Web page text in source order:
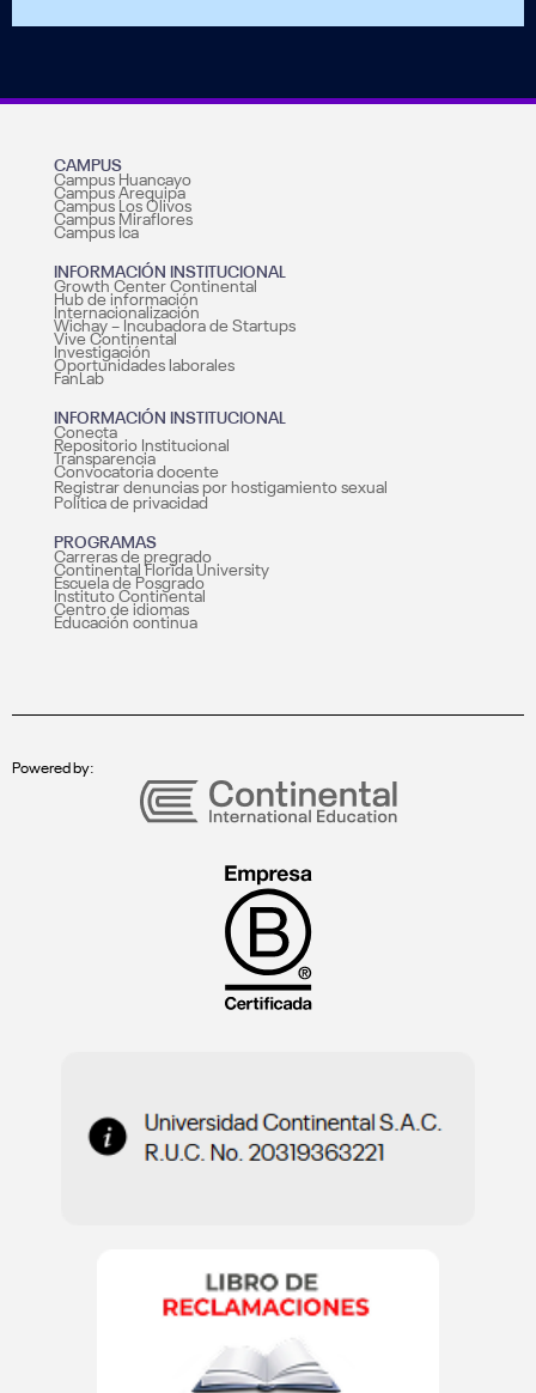
CAMPUS
Campus Huancayo
Campus Arequipa
Campus Los Olivos
Campus Miraflores
Campus Ica
INFORMACIÓN INSTITUCIONAL
Growth Center Continental
Hub de información
Internacionalización
Wichay – Incubadora de Startups
Vive Continental
Investigación
Oportunidades laborales
FanLab
INFORMACIÓN INSTITUCIONAL
Conecta
Repositorio Institucional
Transparencia
Convocatoria docente
Registrar denuncias por hostigamiento sexual
Política de privacidad
PROGRAMAS
Carreras de pregrado
Continental Florida University
Escuela de Posgrado
Instituto Continental
Centro de idiomas
Educación continua
Powered by: